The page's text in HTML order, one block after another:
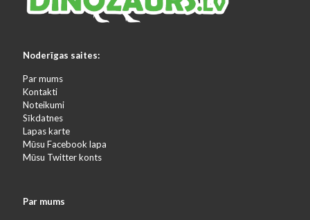
Noderīgas saites:
Par mums
Kontakti
Noteikumi
Sīkdatnes
Lapas karte
Mūsu Facebook lapa
Mūsu Twitter konts
Par mums